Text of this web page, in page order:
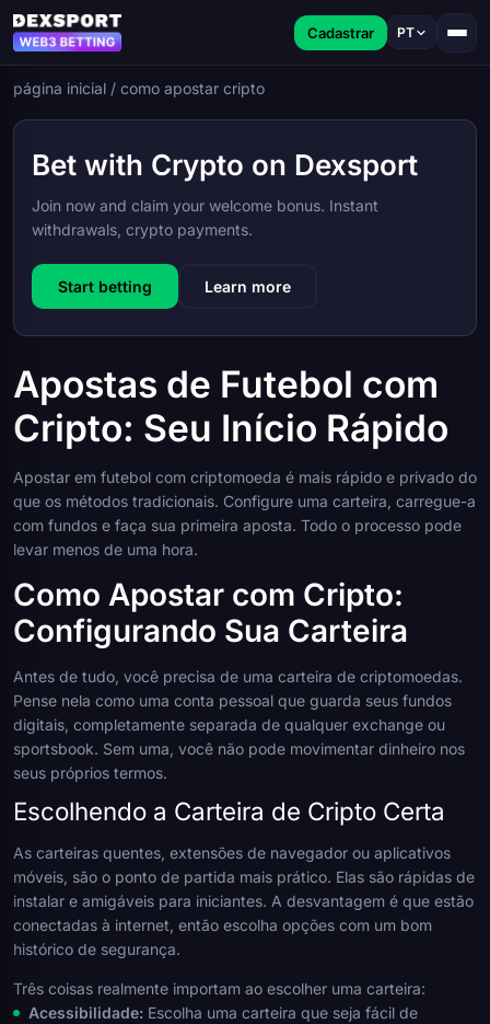
Cadastrar PT
página inicial / como apostar cripto
Bet with Crypto on Dexsport
Join now and claim your welcome bonus. Instant
withdrawals, crypto payments.
Start betting Learn more
Apostas de Futebol com
Cripto: Seu Início Rápido
Apostar em futebol com criptomoeda é mais rápido e privado do
que os métodos tradicionais. Configure uma carteira, carregue-a
com fundos e faça sua primeira aposta. Todo o processo pode
levar menos de uma hora.
Como Apostar com Cripto:
Configurando Sua Carteira
Antes de tudo, você precisa de uma carteira de criptomoedas.
Pense nela como uma conta pessoal que guarda seus fundos
digitais, completamente separada de qualquer exchange ou
sportsbook. Sem uma, você não pode movimentar dinheiro nos
seus próprios termos.
Escolhendo a Carteira de Cripto Certa
As carteiras quentes, extensões de navegador ou aplicativos
móveis, são o ponto de partida mais prático. Elas são rápidas de
instalar e amigáveis para iniciantes. A desvantagem é que estão
conectadas à internet, então escolha opções com um bom
histórico de segurança.
Três coisas realmente importam ao escolher uma carteira:
Acessibilidade: Escolha uma carteira que seja fácil de